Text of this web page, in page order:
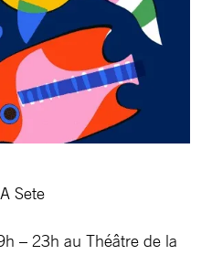
Sete
– 23h au Théâtre de la